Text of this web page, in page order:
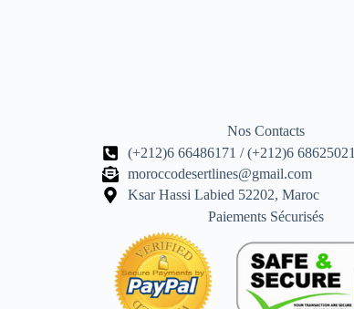
Nos Contacts
(+212)6 66486171 / (+212)6 68625021
moroccodesertlines@gmail.com
Ksar Hassi Labied 52202, Maroc
Paiements Sécurisés